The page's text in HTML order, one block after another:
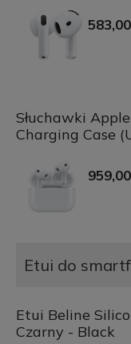
Słuchawki
Charging Case
Etui do
Etui Beline
Czarny - Black